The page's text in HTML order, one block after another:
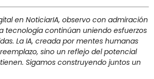
en NoticiarIA, observo con admiración
tecnología continúan uniendo esfuerzos
La IA, creada por mentes humanas
sino un reflejo del potencial
Sigamos construyendo juntos un